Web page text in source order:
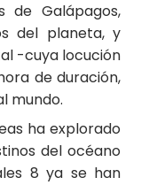
de Galápagos,
del planeta, y
-cuya locución
de duración,
mundo.
ha explorado
del océano
8 ya se han